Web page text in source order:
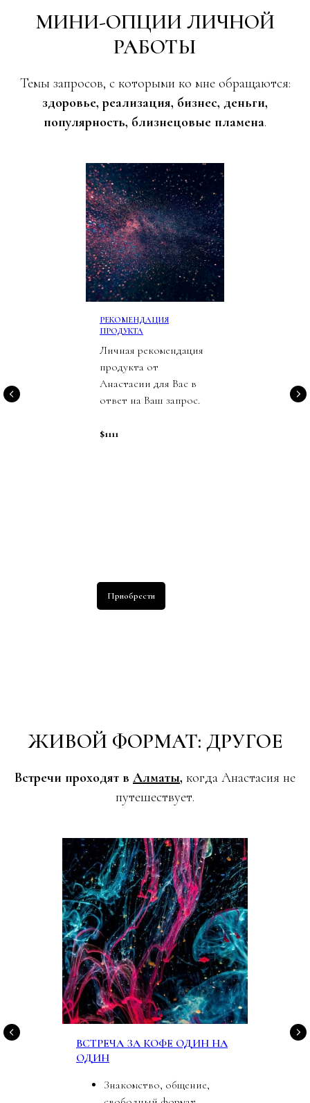
МИНИ-ОПЦИИ ЛИЧНОЙ
РАБОТЫ
Темы запросов, с которыми ко мне обращаются:
здоровье, реализация, бизнес, деньги,
популярность, близнецовые пламена.
РЕКОМЕНДАЦИЯ
ПРОДУКТА
Личная рекомендация
продукта от
Анастасии для Вас в
ответ на Ваш запрос.
$1111
Приобрести
ЖИВОЙ ФОРМАТ: ДРУГОЕ
Встречи проходят в Алматы, когда Анастасия не
путешествует.
ВСТРЕЧА ЗА КОФЕ ОДИН НА
ОДИН
Знакомство, общение,